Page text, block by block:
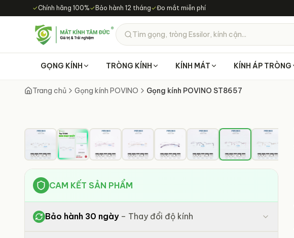
Chuyển đến nội dung chính
✓Chính hãng 100%✓ Bảo hành 12 tháng✓Đo mắt miễn phí
Tìm gọng, tròng Essilor, kính cận...
GỌNG KÍNH TRÒNG KÍNH KÍNH MÁT KÍNH ÁP TRÒNG
Trang chủ Gọng kính POVINO Gọng kính POVINO ST8657
CAM KẾT SẢN PHẨM
Bảo hành 30 ngày– Thay đổi độ kính